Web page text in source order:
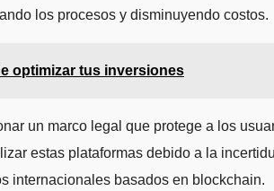
los procesos y disminuyendo costos.
optimizar tus inversiones
un marco legal que protege a los
estas plataformas debido a la
internacionales basados en blockchain.